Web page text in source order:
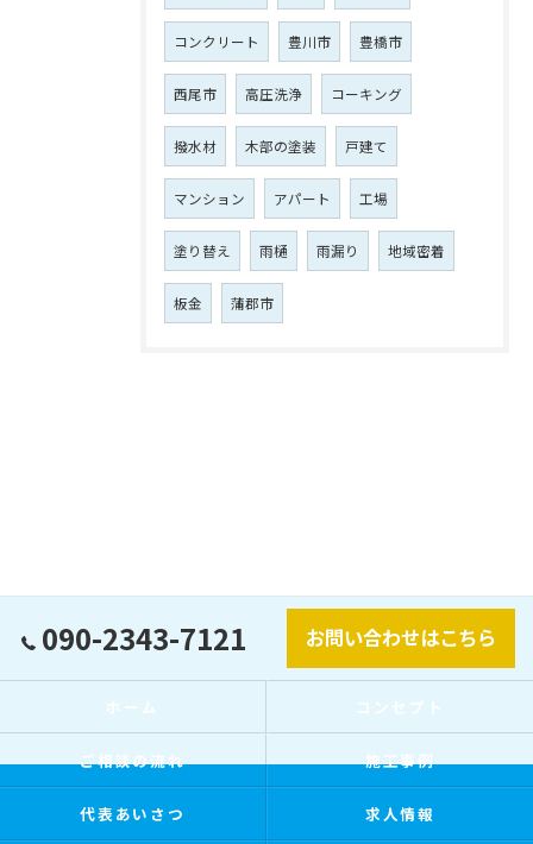
コンクリート 豊川市 豊橋市
西尾市 高圧洗浄 コーキング
撥水材 木部の塗装 戸建て
マンション アパート 工場
塗り替え 雨樋 雨漏り 地域密着
板金 蒲郡市
090-2343-7121 お問い合わせはこちら
ホーム コンセプト
ご相談の流れ 施工事例
代表あいさつ 求人情報